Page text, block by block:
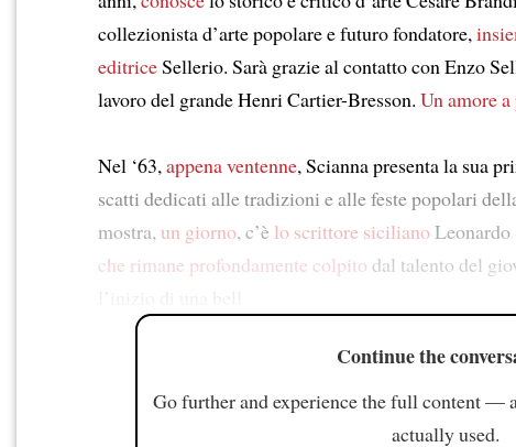
collezionista d’arte popolare e futuro fondatore,
editriceSellerio. Sarà grazie al contatto con Enzo
lavoro del grande Henri Cartier-Bresson. Un amore
Nel ‘63, appena ventenne, Scianna presenta la sua
scatti dedicati alle tradizioni e alle feste popolari
mostra, un giorno, c’è lo scrittore siciliano
che rimane profondamente colpito dal talento del
Continue the
Go further and experience the full content —
actually used.